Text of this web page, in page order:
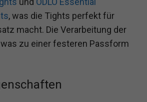
, was die Tights perfekt für
macht. Die Verarbeitung der
zu einer festeren Passform